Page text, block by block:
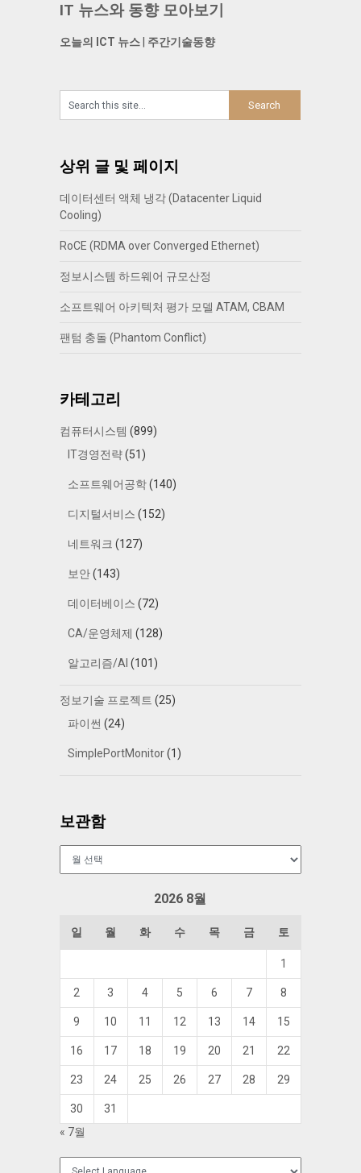
IT 뉴스와 동향 모아보기
오늘의 ICT 뉴스| 주간기술동향
상위 글 및 페이지
데이터센터 액체 냉각 (Datacenter Liquid
Cooling)
RoCE (RDMA over Converged Ethernet)
정보시스템 하드웨어 규모산정
소프트웨어 아키텍처 평가 모델 ATAM, CBAM
팬텀 충돌 (Phantom Conflict)
카테고리
컴퓨터시스템 (899)
IT경영전략(51)
소프트웨어공학(140)
디지털서비스 (152)
네트워크 (127)
보안(143)
데이터베이스 (72)
CA/운영체제 (128)
알고리즘/AI (101)
정보기술 프로젝트 (25)
파이썬 (24)
SimplePortMonitor(1)
보관함
2026 8월
일 월 화 수 목 금 토
1
2 3 4 5 6 7 8
9 10 11 12 13 14 15
16 17 18 19 20 21 22
23 24 25 26 27 28 29
30
31
« 7월